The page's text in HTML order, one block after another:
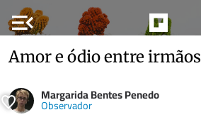
menu_open
Amor e ódio entre irmãos
Margarida Bentes Penedo
Observador